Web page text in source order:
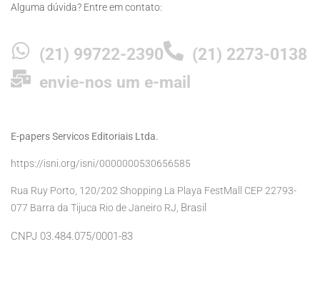
Alguma dúvida? Entre em contato:
(21) 99722-2390
(21) 2273-0138
envie-nos um e-mail
E-papers Servicos Editoriais Ltda.
https://isni.org/isni/0000000530656585
Rua Ruy Porto, 120/202 Shopping La Playa FestMall CEP 22793-
077 Barra da Tijuca Rio de Janeiro RJ, Brasil
CNPJ 03.484.075/0001-83